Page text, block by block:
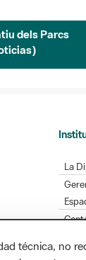
dels Parcs
La
técnica, no